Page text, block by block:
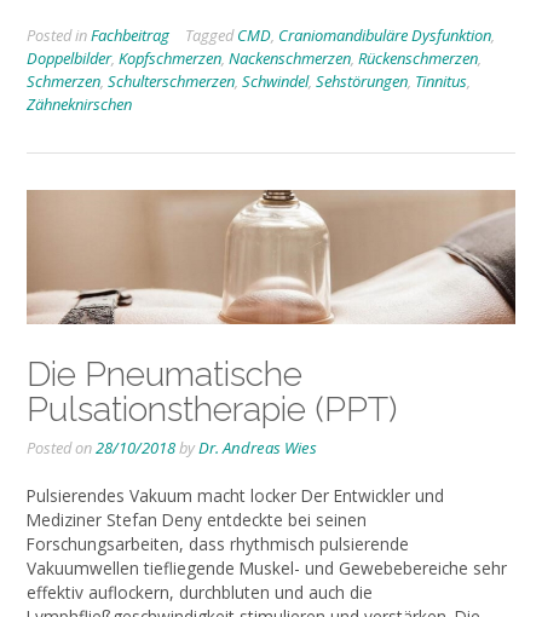
Posted inFachbeitrag TaggedCMD, Craniomandibuläre Dysfunktion,
Doppelbilder, Kopfschmerzen, Nackenschmerzen, Rückenschmerzen,
Schmerzen, Schulterschmerzen, Schwindel, Sehstörungen, Tinnitus,
Zähneknirschen
Die Pneumatische
Pulsationstherapie (PPT)
Posted on28/10/2018byDr. Andreas Wies
Pulsierendes Vakuum macht locker Der Entwickler und
Mediziner Stefan Deny entdeckte bei seinen
Forschungsarbeiten, dass rhythmisch pulsierende
Vakuumwellen tiefliegende Muskel- und Gewebebereiche sehr
effektiv auflockern, durchbluten und auch die